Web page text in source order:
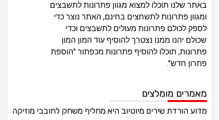
באתר שלנו תוכלו למצוא מגוון פתרונות לתשבצים
ומגוון פתרונות לתשחצים בחינם, האתר נוצר כדי
לספק לכולם פתרונות מעולים לתשבצים וכדי
שכולם יהנו ממנו נצטרך להוסיף עוד המון המון
פתרונות, תוכלו להוסיף פתרונות מכפתור "הוספת
פתרון חדש".
מאמרים מומלצים
מדוע הורדת שירים מיוטיוב היא מחליף משחק לחובבי מוזיקה